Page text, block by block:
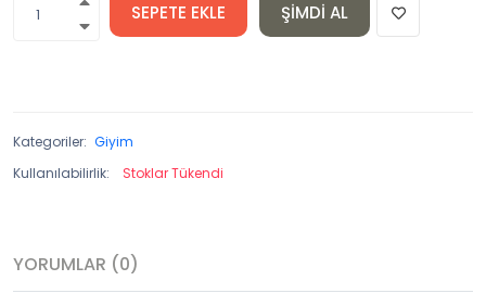
SEPETE EKLE ŞIMDI AL
Kategoriler: Giyim
Kullanılabilirlik:
Stoklar Tükendi
YORUMLAR (0)